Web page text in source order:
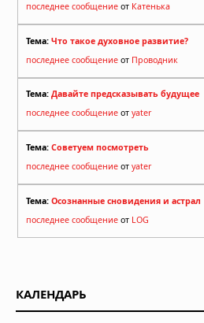
последнее сообщение от Катенька
Тема: Что такое духовное развитие?
последнее сообщение от Проводник
Тема: Давайте предсказывать будущее
последнее сообщение от yater
Тема: Советуем посмотреть
последнее сообщение от yater
Тема: Осознанные сновидения и астрал
последнее сообщение от LOG
КАЛЕНДАРЬ